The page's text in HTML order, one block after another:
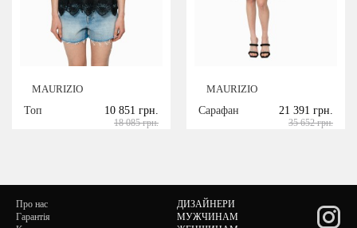
MAURIZIO
Топ
10 851 грн.
18 085 грн.
MAURIZIO
Сарафан
21 391 грн.
35 652 грн.
Про нас
Гарантія
ДИЗАЙНЕРИ
МУЖЧИНАМ